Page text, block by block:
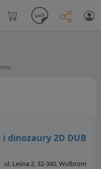
i dinozaury 2D DUB
ul. Leśna 2, 32-340, Wolbrom